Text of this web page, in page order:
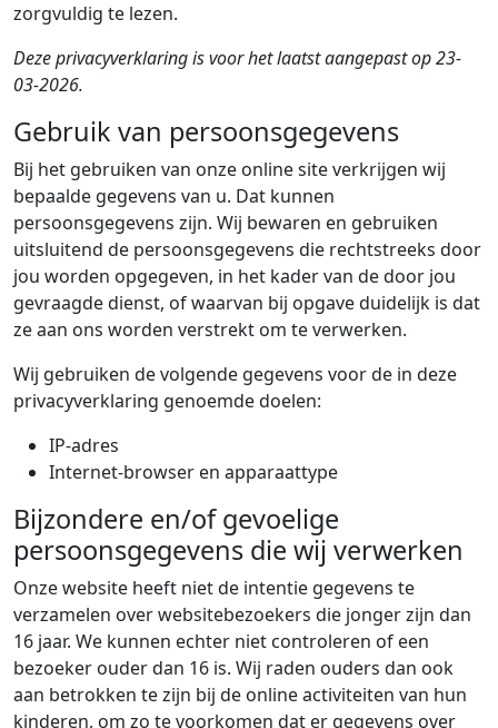
zorgvuldig te lezen.
Deze privacyverklaring is voor het laatst aangepast op 23-
03-2026.
Gebruik van persoonsgegevens
Bij het gebruiken van onze online site verkrijgen wij
bepaalde gegevens van u. Dat kunnen
persoonsgegevens zijn. Wij bewaren en gebruiken
uitsluitend de persoonsgegevens die rechtstreeks door
jou worden opgegeven, in het kader van de door jou
gevraagde dienst, of waarvan bij opgave duidelijk is dat
ze aan ons worden verstrekt om te verwerken.
Wij gebruiken de volgende gegevens voor de in deze
privacyverklaring genoemde doelen:
IP-adres
Internet-browser en apparaattype
Bijzondere en/of gevoelige
persoonsgegevens die wij verwerken
Onze website heeft niet de intentie gegevens te
verzamelen over websitebezoekers die jonger zijn dan
16 jaar. We kunnen echter niet controleren of een
bezoeker ouder dan 16 is. Wij raden ouders dan ook
aan betrokken te zijn bij de online activiteiten van hun
kinderen, om zo te voorkomen dat er gegevens over